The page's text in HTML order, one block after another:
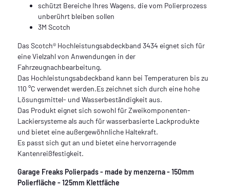
schützt Bereiche Ihres Wagens, die vom Polierprozess
unberührt bleiben sollen
3M Scotch
Das Scotch® Hochleistungsabdeckband 3434 eignet sich für
eine Vielzahl von Anwendungen in der
Fahrzeugnachbearbeitung.
Das Hochleistungsabdeckband kann bei Temperaturen bis zu
110 °C verwendet werden.Es zeichnet sich durch eine hohe
Lösungsmittel- und Wasserbeständigkeit aus.
Das Produkt eignet sich sowohl für Zweikomponenten-
Lackiersysteme als auch für wasserbasierte Lackprodukte
und bietet eine außergewöhnliche Haltekraft.
Es passt sich gut an und bietet eine hervorragende
Kantenreißfestigkeit.
Garage Freaks Polierpads - made by menzerna - 150mm
Polierfläche - 125mm Klettfäche